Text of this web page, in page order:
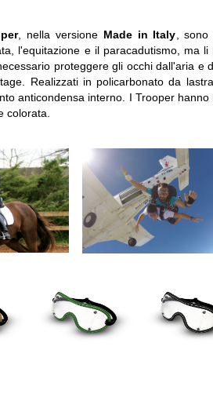
, nella versione Made in Italy ,
l'equitazione e il paracadutismo, ma
proteggere gli occhi dall'aria e
Realizzati in policarbonato da
anticondensa interno. I Trooper
colorata.